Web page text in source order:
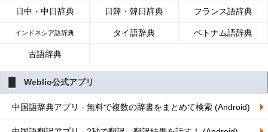
日中・中日辞典 日韓・韓日辞典 フランス語辞典
インドネシア語辞典 タイ語辞典 ベトナム語辞典
古語辞典
Weblio公式アプリ
中国語辞典アプリ - 無料で複数の辞書をまとめて検索 (Android)